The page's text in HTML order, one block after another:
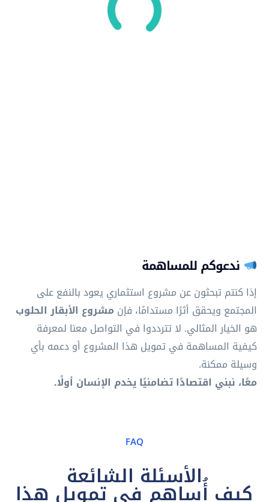
ندعوكم للمساهمة
إذا كنتم تبحثون عن مشروع استثماري يعود بالنفع على
المجتمع ويحقق أثرًا مستدامًا، فإن مشروع الأبقار الحلوب
هو الخيار المثالي. لا تترددوا في التواصل معنا لمعرفة
كيفية المساهمة في تمويل هذا المشروع أو دعمه بأي
وسيلة ممكنة.
معًا، نبني اقتصادًا تضامنيًا يخدم الإنسان أولًا.
FAQ
الأسئلة الشائعة
كيف أُساهم في تمويل هذا